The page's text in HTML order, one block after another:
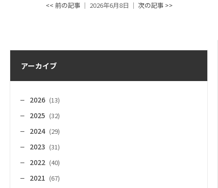
アーカイブ
2026 (13)
2025 (32)
2024 (29)
2023 (31)
2022 (40)
2021 (67)
<< 前の記事│ 2026年6月8日 │ 次の記事 >>